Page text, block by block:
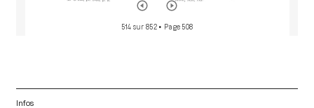
514 sur 852 • Page 508
Infos